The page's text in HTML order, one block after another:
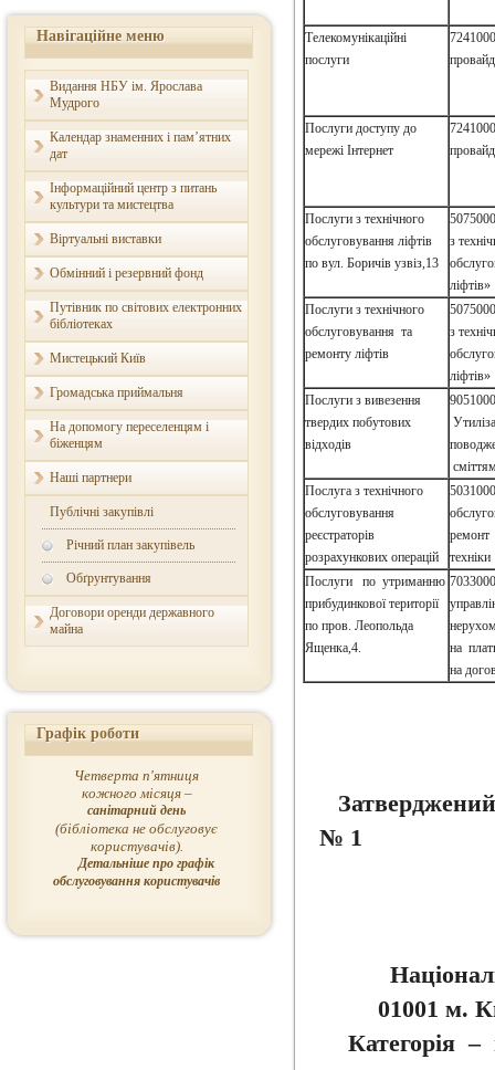
Навігаційне меню
Видання НБУ ім. Ярослава
Мудрого
Календар знаменних і пам’ятних
дат
Інформаційний центр з питань
культури та мистецтва
Віртуальні виставки
Обмінний і резервний фонд
Путівник по світових електронних
бібліотеках
Мистецький Київ
Громадська приймальня
На допомогу переселенцям і
біженцям
Наші партнери
Публічні закупівлі
Річний план закупівель
Обґрунтування
Договори оренди державного
майна
Графік роботи
Четверта п'ятниця
кожного місяця –
санітарний день
(бібліотека не обслуговує
користувачів).
Детальніше про графік
обслуговування користувачів
Телекомунікаційні
послуги
Послуги доступу до
мережі Інтернет
Послуги з технічного
обслуговування ліфтів
по вул. Боричів узвіз,13
з
ліфтів»
Послуги з технічного
обслуговування та
ремонту ліфтів
з
ліфтів»
Послуги з вивезення
твердих побутових
відходів
Послуга з технічного
обслуговування
реєстраторів
розрахункових операцій
ремонт
техніки
Послуги по утриманню
прибудинкової території
по пров. Леопольда
Ященка,4.
на
на
№ 1
01001 м.
Категорія –